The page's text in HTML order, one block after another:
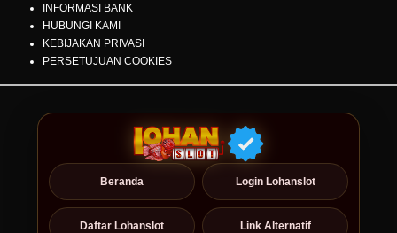
INFORMASI BANK
HUBUNGI KAMI
KEBIJAKAN PRIVASI
PERSETUJUAN COOKIES
Beranda Login Lohanslot
Daftar Lohanslot Link Alternatif